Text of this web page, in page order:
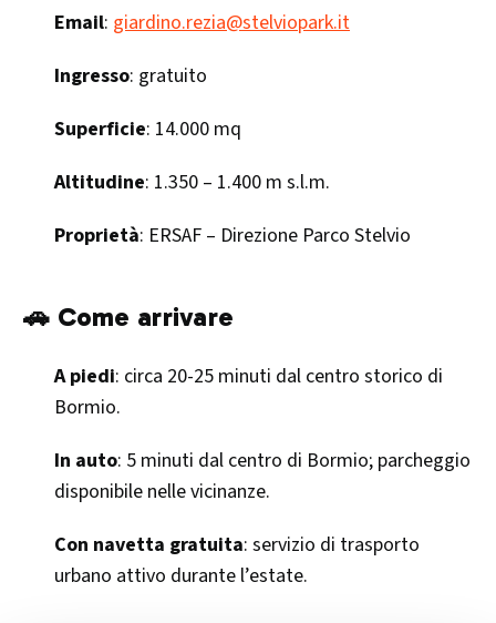
Email: giardino.rezia@stelviopark.it
Ingresso: gratuito
Superficie: 14.000 mq
Altitudine: 1.350 – 1.400 m s.l.m.
Proprietà: ERSAF – Direzione Parco Stelvio​
🚗 Come arrivare
A piedi: circa 20-25 minuti dal centro storico di
Bormio.
In auto: 5 minuti dal centro di Bormio; parcheggio
disponibile nelle vicinanze.
Con navetta gratuita: servizio di trasporto
urbano attivo durante l’estate.